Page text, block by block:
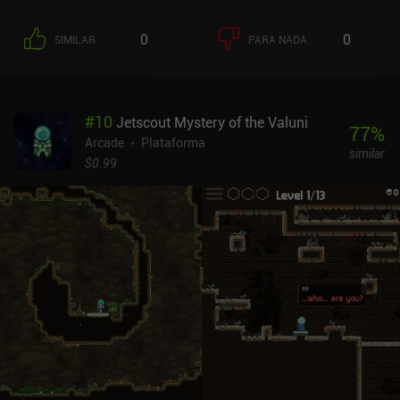
SIMILAR 0 PARA NADA 0
#10 Jetscout Mystery of the Valuni
Arcade
Plataforma
$0.99
77%
similar